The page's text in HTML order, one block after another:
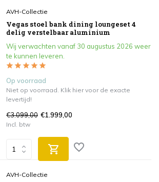
AVH-Collectie
Vegas stoel bank dining loungeset 4
delig verstelbaar aluminium
Wij verwachten vanaf 30 augustus 2026 weer
te kunnen leveren.
Op voorraad
Niet op voorraad. Klik hier voor de exacte
levertijd!
€3.099,00 €1.999,00
Incl. btw
AVH-Collectie